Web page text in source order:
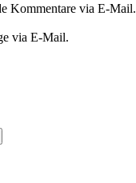
Kommentare via E-Mail.
via E-Mail.